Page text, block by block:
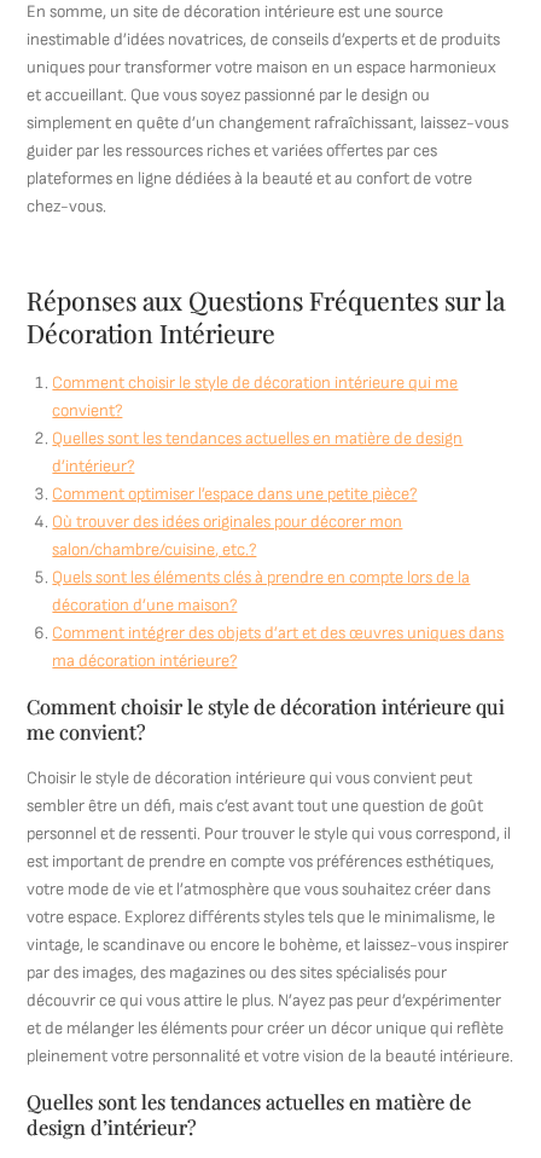
En somme, un site de décoration intérieure est une source
inestimable d’idées novatrices, de conseils d’experts et de produits
uniques pour transformer votre maison en un espace harmonieux
et accueillant. Que vous soyez passionné par le design ou
simplement en quête d’un changement rafraîchissant, laissez-vous
guider par les ressources riches et variées offertes par ces
plateformes en ligne dédiées à la beauté et au confort de votre
chez-vous.
Réponses aux Questions Fréquentes sur la
Décoration Intérieure
Comment choisir le style de décoration intérieure qui me
convient?
Quelles sont les tendances actuelles en matière de design
d’intérieur?
Comment optimiser l’espace dans une petite pièce?
Où trouver des idées originales pour décorer mon
salon/chambre/cuisine, etc.?
Quels sont les éléments clés à prendre en compte lors de la
décoration d’une maison?
Comment intégrer des objets d’art et des œuvres uniques dans
ma décoration intérieure?
Comment choisir le style de décoration intérieure qui
me convient?
Choisir le style de décoration intérieure qui vous convient peut
sembler être un défi, mais c’est avant tout une question de goût
personnel et de ressenti. Pour trouver le style qui vous correspond, il
est important de prendre en compte vos préférences esthétiques,
votre mode de vie et l’atmosphère que vous souhaitez créer dans
votre espace. Explorez différents styles tels que le minimalisme, le
vintage, le scandinave ou encore le bohème, et laissez-vous inspirer
par des images, des magazines ou des sites spécialisés pour
découvrir ce qui vous attire le plus. N’ayez pas peur d’expérimenter
et de mélanger les éléments pour créer un décor unique qui reflète
pleinement votre personnalité et votre vision de la beauté intérieure.
Quelles sont les tendances actuelles en matière de
design d’intérieur?